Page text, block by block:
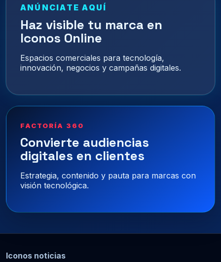
ANÚNCIATE AQUÍ
Haz visible tu marca en
Iconos Online
Espacios comerciales para tecnología,
innovación, negocios y campañas digitales.
FACTORÍA 360
Convierte audiencias
digitales en clientes
Estrategia, contenido y pauta para marcas con
visión tecnológica.
Iconos noticias